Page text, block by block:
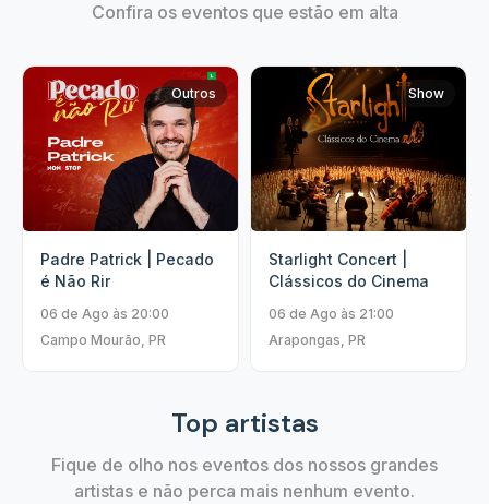
Confira os eventos que estão em alta
Outros
Padre Patrick | Pecado
é Não Rir
06 de Ago às 20:00
Campo Mourão, PR
Show
Starlight Concert |
Clássicos do Cinema
06 de Ago às 21:00
Arapongas, PR
Top artistas
Fique de olho nos eventos dos nossos grandes
artistas e não perca mais nenhum evento.